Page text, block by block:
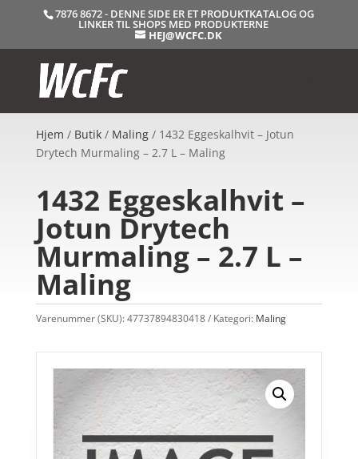
7876 8672 - DENNE SIDE ER ET PRODUKTKATALOG OG
LINKER TIL SHOPS MED PRODUKTERNE
HEJ@WCFC.DK
Hjem / Butik/ Maling/ 1432 Eggeskalhvit – Jotun
Drytech Murmaling – 2.7 L – Maling
1432 Eggeskalhvit –
Jotun Drytech
Murmaling – 2.7 L –
Maling
Varenummer (SKU):47737894830418 Kategori: Maling